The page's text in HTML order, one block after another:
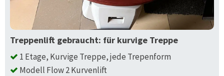
Treppenlift gebraucht: für kurvige Treppe
1 Etage, Kurvige Treppe, jede Trepenform
Modell Flow 2 Kurvenlift